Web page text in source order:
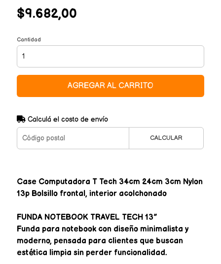
$9.682,00
Cantidad
AGREGAR AL CARRITO
Calculá el costo de envío
CALCULAR
Case Computadora T Tech 34cm 24cm 3cm Nylon
13p Bolsillo frontal, interior acolchonado
FUNDA NOTEBOOK TRAVEL TECH 13”
Funda para notebook con diseño minimalista y
moderno, pensada para clientes que buscan
estética limpia sin perder funcionalidad.